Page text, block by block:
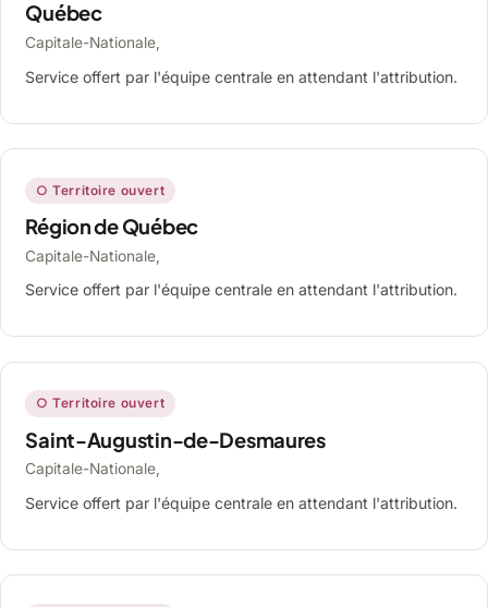
Québec
Capitale-Nationale,
Service offert par l'équipe centrale en attendant l'attribution.
○ Territoire ouvert
Région de Québec
Capitale-Nationale,
Service offert par l'équipe centrale en attendant l'attribution.
○ Territoire ouvert
Saint-Augustin-de-Desmaures
Capitale-Nationale,
Service offert par l'équipe centrale en attendant l'attribution.